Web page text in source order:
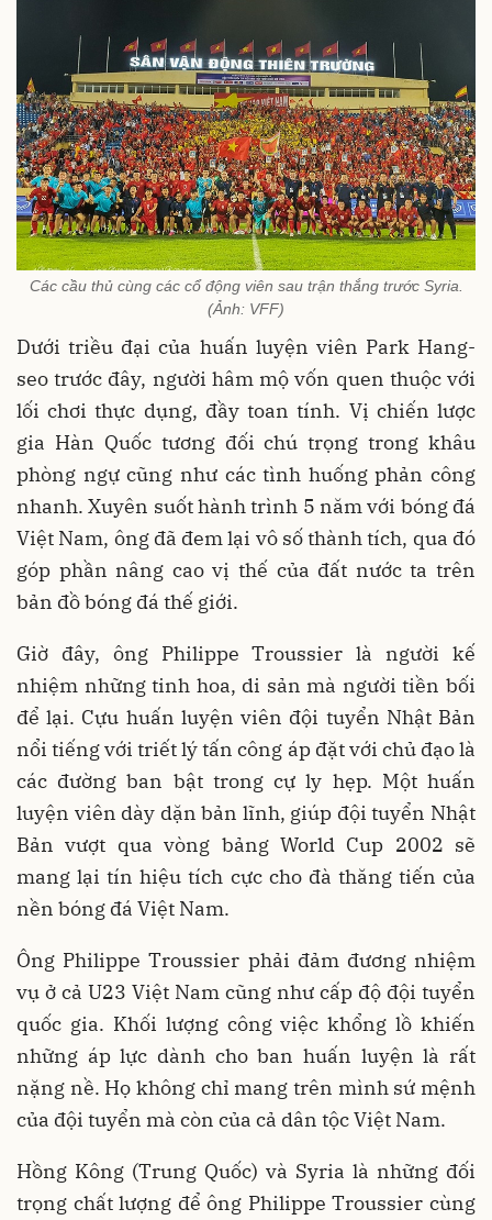
Các cầu thủ cùng các cổ động viên sau trận thắng trước Syria.
(Ảnh: VFF)
Dưới triều đại của huấn luyện viên Park Hang-
seo trước đây, người hâm mộ vốn quen thuộc với
lối chơi thực dụng, đầy toan tính. Vị chiến lược
gia Hàn Quốc tương đối chú trọng trong khâu
phòng ngự cũng như các tình huống phản công
nhanh. Xuyên suốt hành trình 5 năm với bóng đá
Việt Nam, ông đã đem lại vô số thành tích, qua đó
góp phần nâng cao vị thế của đất nước ta trên
bản đồ bóng đá thế giới.
Giờ đây, ông Philippe Troussier là người kế
nhiệm những tinh hoa, di sản mà người tiền bối
để lại. Cựu huấn luyện viên đội tuyển Nhật Bản
nổi tiếng với triết lý tấn công áp đặt với chủ đạo là
các đường ban bật trong cự ly hẹp. Một huấn
luyện viên dày dặn bản lĩnh, giúp đội tuyển Nhật
Bản vượt qua vòng bảng World Cup 2002 sẽ
mang lại tín hiệu tích cực cho đà thăng tiến của
nền bóng đá Việt Nam.
Ông Philippe Troussier phải đảm đương nhiệm
vụ ở cả U23 Việt Nam cũng như cấp độ đội tuyển
quốc gia. Khối lượng công việc khổng lồ khiến
những áp lực dành cho ban huấn luyện là rất
nặng nề. Họ không chỉ mang trên mình sứ mệnh
của đội tuyển mà còn của cả dân tộc Việt Nam.
Hồng Kông (Trung Quốc) và Syria là những đối
trọng chất lượng để ông Philippe Troussier cùng